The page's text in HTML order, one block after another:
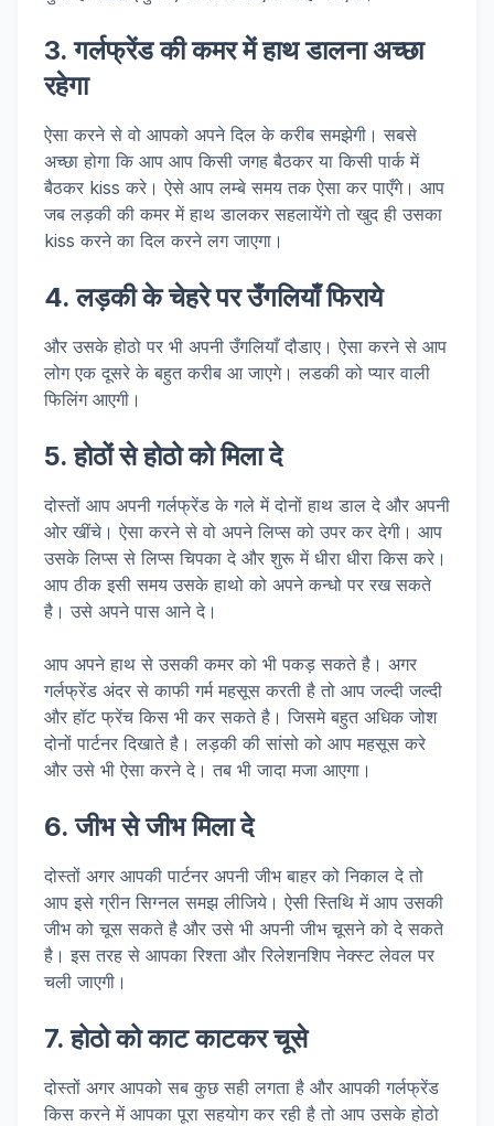
3. गर्लफ्रेंड की कमर में हाथ डालना अच्छा
रहेगा
ऐसा करने से वो आपको अपने दिल के करीब समझेगी। सबसे
अच्छा होगा कि आप आप किसी जगह बैठकर या किसी पार्क में
बैठकर kiss करे। ऐसे आप लम्बे समय तक ऐसा कर पाएँगे। आप
जब लड़की की कमर में हाथ डालकर सहलायेंगे तो खुद ही उसका
kiss करने का दिल करने लग जाएगा।
4. लड़की के चेहरे पर उँगलियाँ फिराये
और उसके होठो पर भी अपनी उँगलियाँ दौडाए। ऐसा करने से आप
लोग एक दूसरे के बहुत करीब आ जाएगे। लडकी को प्यार वाली
फिलिंग आएगी।
5. होठों से होठो को मिला दे
दोस्तों आप अपनी गर्लफ्रेंड के गले में दोनों हाथ डाल दे और अपनी
ओर खींचे। ऐसा करने से वो अपने लिप्स को उपर कर देगी। आप
उसके लिप्स से लिप्स चिपका दे और शुरू में धीरा धीरा किस करे।
आप ठीक इसी समय उसके हाथो को अपने कन्धो पर रख सकते
है। उसे अपने पास आने दे।
आप अपने हाथ से उसकी कमर को भी पकड़ सकते है। अगर
गर्लफ्रेंड अंदर से काफी गर्म महसूस करती है तो आप जल्दी जल्दी
और हॉट फ्रेंच किस भी कर सकते है। जिसमे बहुत अधिक जोश
दोनों पार्टनर दिखाते है। लड़की की सांसो को आप महसूस करे
और उसे भी ऐसा करने दे। तब भी जादा मजा आएगा।
6. जीभ से जीभ मिला दे
दोस्तों अगर आपकी पार्टनर अपनी जीभ बाहर को निकाल दे तो
आप इसे ग्रीन सिग्नल समझ लीजिये। ऐसी स्तिथि में आप उसकी
जीभ को चूस सकते है और उसे भी अपनी जीभ चूसने को दे सकते
है। इस तरह से आपका रिश्ता और रिलेशनशिप नेक्स्ट लेवल पर
चली जाएगी।
7. होठो को काट काटकर चूसे
दोस्तों अगर आपको सब कुछ सही लगता है और आपकी गर्लफ्रेंड
किस करने में आपका पूरा सहयोग कर रही है तो आप उसके होठो